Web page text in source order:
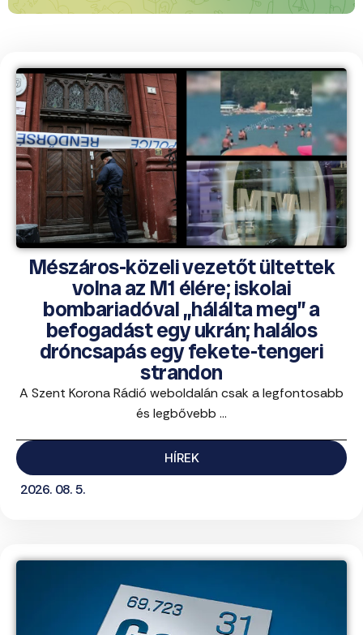
Mészáros-közeli vezetőt ültettek
volna az M1 élére; iskolai
bombariadóval „hálálta meg” a
befogadást egy ukrán; halálos
dróncsapás egy fekete-tengeri
strandon
A Szent Korona Rádió weboldalán csak a legfontosabb
és legbővebb ...
HÍREK
2026. 08. 5.